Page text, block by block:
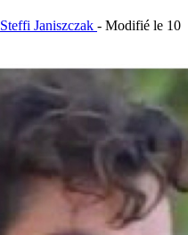
Steffi Janiszczak - Modifié le 10